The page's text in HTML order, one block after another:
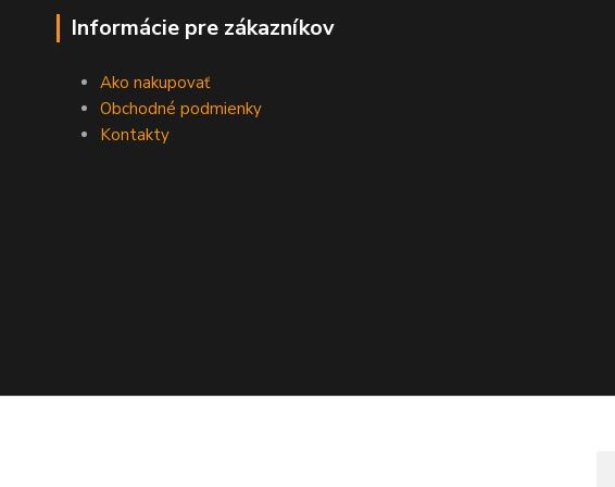
Informácie pre zákazníkov
Ako nakupovať
Obchodné podmienky
Kontakty